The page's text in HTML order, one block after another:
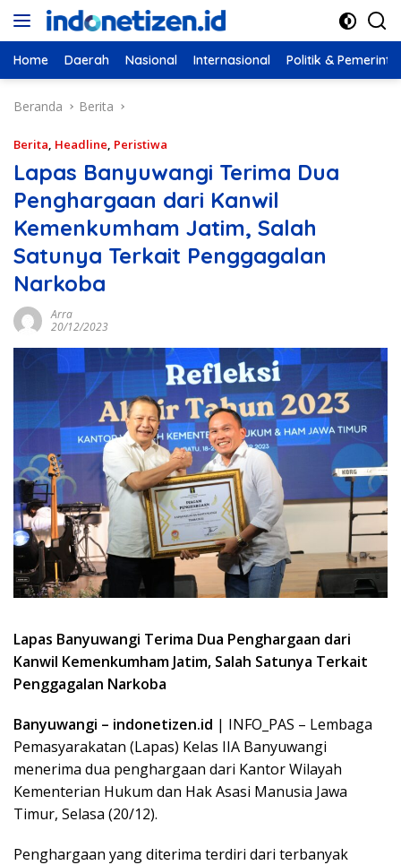
Langsung
Home Daerah Nasional Internasional Politik &
Beranda Berita
Berita, Headline, Peristiwa
Lapas Banyuwangi Terima Dua
Penghargaan dari Kanwil
Kemenkumham Jatim, Salah
Satunya Terkait Penggagalan
Narkoba
Arra
20/12/2023
Lapas Banyuwangi Terima Dua Penghargaan dari
Kanwil Kemenkumham Jatim, Salah Satunya Terkait
Penggagalan Narkoba
Banyuwangi – indonetizen.id | INFO_PAS – Lembaga
Pemasyarakatan (Lapas) Kelas IIA Banyuwangi
menerima dua penghargaan dari Kantor Wilayah
Kementerian Hukum dan Hak Asasi Manusia Jawa
Timur, Selasa (20/12).
Penghargaan yang diterima terdiri dari terbanyak